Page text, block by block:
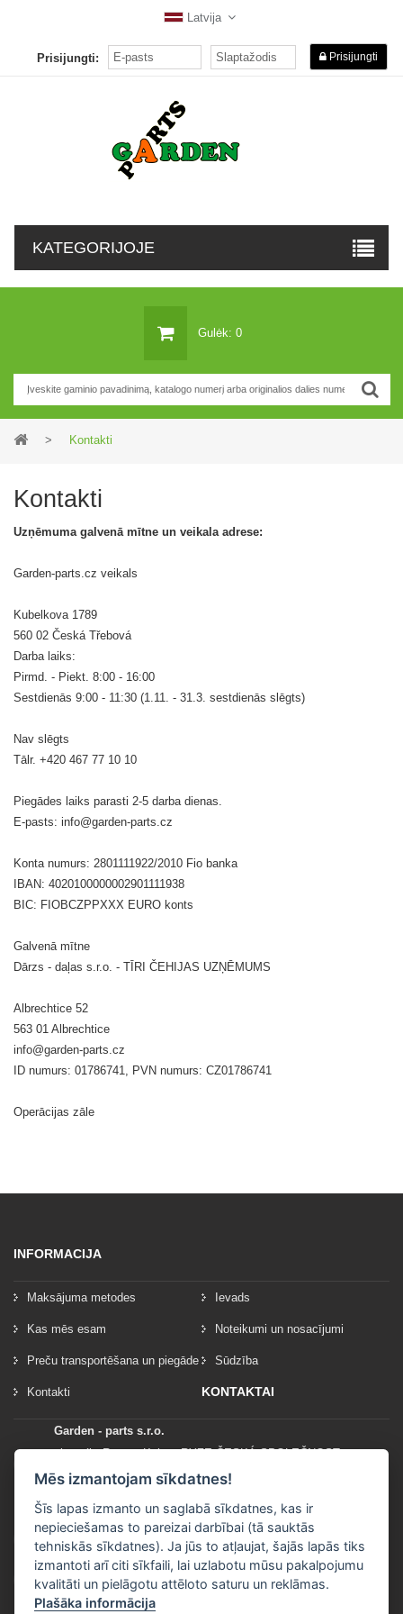
Latvija
Prisijungti: Prisijungti
KATEGORIJOJE
Gulėk: 0
> Kontakti
Kontakti
Uzņēmuma galvenā mītne un veikala adrese:
Garden-parts.cz veikals
Kubelkova 1789
560 02 Česká Třebová
Darba laiks:
Pirmd. - Piekt. 8:00 - 16:00
Sestdienās 9:00 - 11:30 (1.11. - 31.3. sestdienās slēgts)
Nav slēgts
Tālr. +420 467 77 10 10
Piegādes laiks parasti 2-5 darba dienas.
E-pasts: info@garden-parts.cz
Konta numurs: 2801111922/2010 Fio banka
IBAN: 4020100000002901111938
BIC: FIOBCZPPXXX EURO konts
Galvenā mītne
Dārzs - daļas s.r.o. - TĪRI ČEHIJAS UZŅĒMUMS
Albrechtice 52
563 01 Albrechtice
info@garden-parts.cz
ID numurs: 01786741, PVN numurs: CZ01786741
Operācijas zāle
INFORMACIJA
Maksājuma metodes Ievads
Kas mēs esam Noteikumi un nosacījumi
Preču transportēšana un piegāde Sūdzība
Kontakti KONTAKTAI
Garden - parts s.r.o.
vlastník: Roman Kylar - RYZE ČESKÁ SPOLEČNOST
Mladějov na Moravě 153
+420 777 96 96 03
info@garden-parts.cz
Mēs izmantojam sīkdatnes!
Šīs lapas izmanto un saglabā sīkdatnes, kas ir
nepieciešamas to pareizai darbībai (tā sauktās
tehniskās sīkdatnes). Ja jūs to atļaujat, šajās lapās tiks
izmantoti arī citi sīkfaili, lai uzlabotu mūsu pakalpojumu
kvalitāti un pielāgotu attēloto saturu un reklāmas.
Plašāka informācija